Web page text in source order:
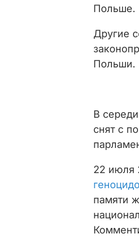
Польше.
Другие
Польши.
В
снят с
22 июля
памяти